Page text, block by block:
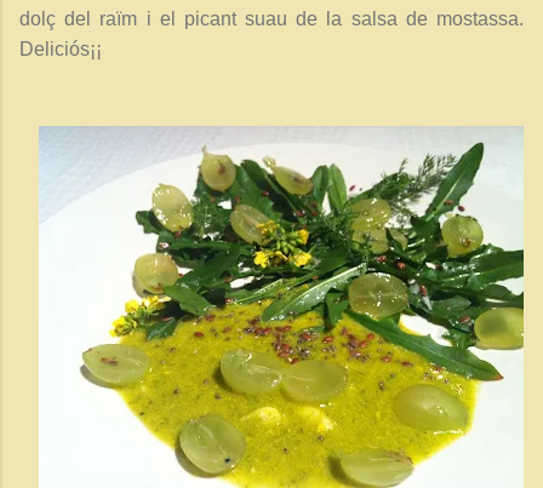
dolç del raïm i el picant suau de la salsa de mostassa.
Deliciós¡¡